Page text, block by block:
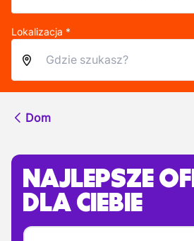
Lokalizacja *
Dom
NAJLEPSZE
DLA CIEBIE